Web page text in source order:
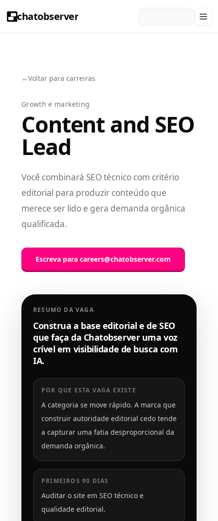
chatobserver
←Voltar para carreiras
Growth e marketing
Content and SEO
Lead
Você combinará SEO técnico com critério
editorial para produzir conteúdo que
merece ser lido e gera demanda orgânica
qualificada.
Escreva para careers@chatobserver.com
RESUMO DA VAGA
Construa a base editorial e de SEO
que faça da Chatobserver uma voz
crível em visibilidade de busca com
IA.
POR QUE ESTA VAGA EXISTE
A categoria se move rápido. A marca que
construir autoridade editorial cedo tende
a capturar uma fatia desproporcional da
demanda orgânica.
PRIMEIROS 90 DIAS
Auditar o site em SEO técnico e
qualidade editorial.